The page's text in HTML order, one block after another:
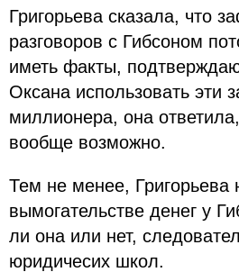
Григорьева сказала, что
разговоров с Гибсоном
иметь факты,
Оксана использовать эти
миллионера, она
вообще возможно.
Тем не менее, Григорьева
вымогательстве денег у
ли она или нет,
юридичесих школ.